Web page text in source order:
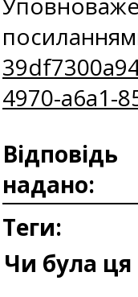
4970-a6a1-
Відповідь
надано:
Теги:
Чи була ця